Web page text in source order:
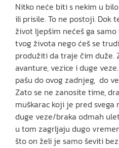
Nitko neće biti s nekim u
ili prisile. To ne postoji. Dok
život ljepšim nećeš ga
tvog života nego ćeš se
produžiti da traje čim duže.
avanture, vezice i duge
pašu do ovog zadnjeg, do
Zato se ne zanosite time,
muškarac koji je pred
duge veze/braka odmah
u tom zagrljaju dugo
što on želi je samo ševiti